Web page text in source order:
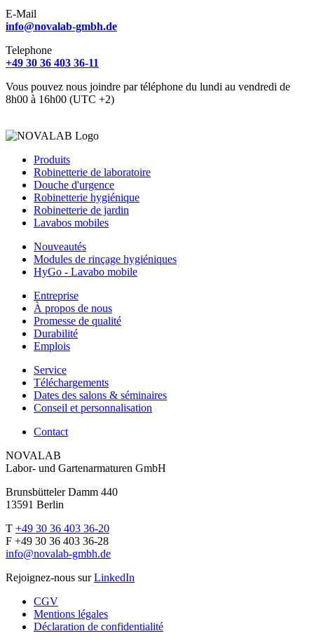
E-Mail
info@novalab-gmbh.de
Telephone
+49 30 36 403 36-11
Vous pouvez nous joindre par téléphone du lundi au vendredi de
8h00 à 16h00 (UTC +2)
Produits
Robinetterie de laboratoire
Douche d'urgence
Robinetterie hygiénique
Robinetterie de jardin
Lavabos mobiles
Nouveautés
Modules de rinçage hygiéniques
HyGo - Lavabo mobile
Entreprise
À propos de nous
Promesse de qualité
Durabilité
Emplois
Service
Téléchargements
Dates des salons & séminaires
Conseil et personnalisation
Contact
NOVALAB
Labor- und Gartenarmaturen GmbH
Brunsbütteler Damm 440
13591 Berlin
T +49 30 36 403 36-20
F +49 30 36 403 36-28
info@novalab-gmbh.de
Rejoignez-nous surLinkedIn
CGV
Mentions légales
Déclaration de confidentialité